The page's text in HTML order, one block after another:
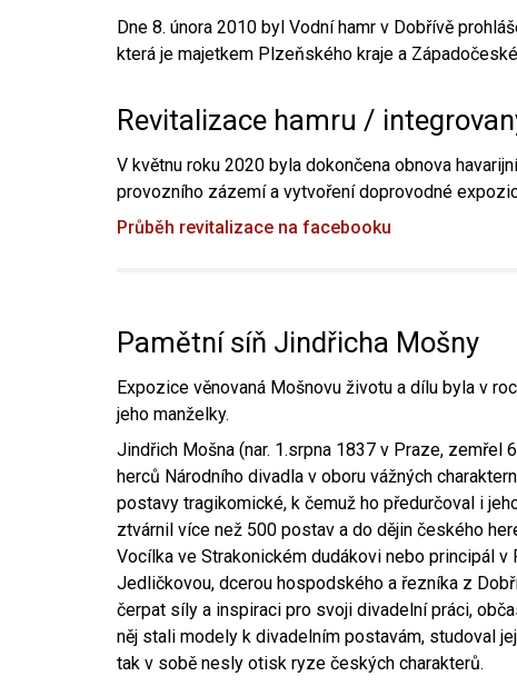
Dne 8. února 2010 byl Vodní hamr v Dobřívě
která je majetkem Plzeňského kraje a
Revitalizace hamru /
V květnu roku 2020 byla dokončena obnova
provozního zázemí a vytvoření doprovodné
Průběh revitalizace na facebooku
Pamětní síň Jindřicha Mošny
Expozice věnovaná Mošnovu životu a dílu byla v
jeho manželky.
Jindřich Mošna (nar. 1.srpna 1837 v Praze,
herců Národního divadla v oboru vážných
postavy tragikomické, k čemuž ho předurčoval i
ztvárnil více než 500 postav a do dějin českého
Vocílka ve Strakonickém dudákovi nebo principál
Jedličkovou, dcerou hospodského a řezníka z
čerpat síly a inspiraci pro svoji divadelní práci,
něj stali modely k divadelním postavám, studoval
tak v sobě nesly otisk ryze českých charakterů.